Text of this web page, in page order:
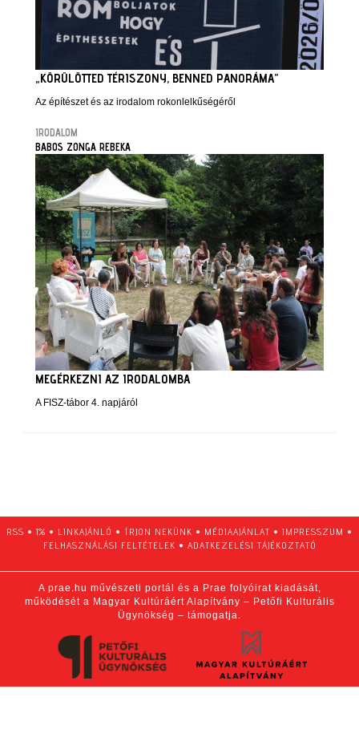
„KÖRÜLÖTTED TÉRISZONY, BENNED PANORÁMA”
Az építészet és az irodalom rokonlelkűségéről
IRODALOM
BABOS ZONGA REBEKA
MEGÉRKEZNI AZ IRODALOMBA
A FISZ-tábor 4. napjáról
RSS • 1% • LINKAJÁNLÓ • ÍRJON NEKÜNK • MÉDIAAJÁNLAT • IMPRESSZUM •
FELHASZNÁLÁSI FELTÉTELEK • ADATKEZELÉSI TÁJÉKOZTATÓ
A prae.hu művészeti portál és a Prae folyóirat kiadását,
működését a Magyar Kultúráért Alapítvány – Petőfi Kulturális
Ügynökség – támogatja.